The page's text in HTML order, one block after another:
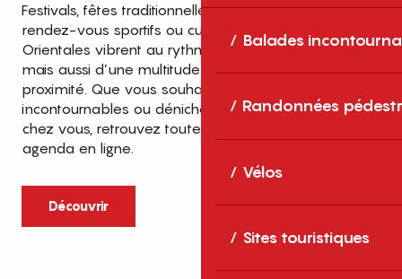
Balades
Randonnées
Vélos
Sites touristiques
Festivals, fêtes traditionnelles, concerts, expositions,
rendez-vous sportifs ou culturels… les Pyrénées-
Orientales vibrent au rythme de grands temps forts
mais aussi d’une multitude d’événements de
proximité. Que vous souhaitiez vivre les
incontournables ou dénicher des sorties près de
chez vous, retrouvez toutes les infos dans notre
agenda en ligne.
Découvrir
Top des événements et sorties
en famille
cet été dans les Pyrénées-Orientales
Entre mer Méditerranée, villages de
caractère et grands espaces naturels, les
Pyrénées-Orientales sont une destination
idéale pour partager des moments en
famille tout au long...